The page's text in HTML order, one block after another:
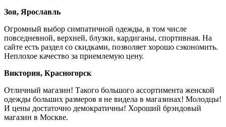
Зоя, Ярославль
Огромный выбор симпатичной одежды, в том числе
повседневной, верхней, блузки, кардиганы, спортивная. На
сайте есть раздел со скидками, позволяет хорошо сэкономить.
Неплохое качество за приемлемую цену.
Виктория, Красногорск
Отличный магазин! Такого большого ассортимента женской
одежды больших размеров я не видела в магазинах! Молодцы!
И цены достаточно демократичны! Хороший брэндовый
магазин в Москве.